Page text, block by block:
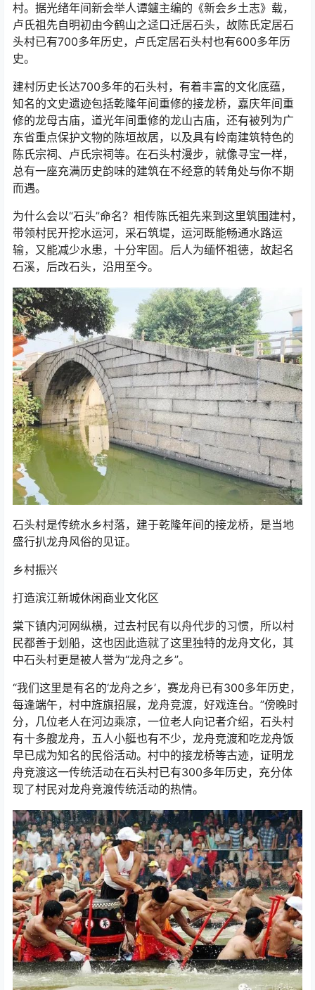
村。据光绪年间新会举人谭鑪主编的《新会乡土志》载，
卢氏祖先自明初由今鹤山之迳口迁居石头，故陈氏定居石
头村已有700多年历史，卢氏定居石头村也有600多年历
史。
建村历史长达700多年的石头村，有着丰富的文化底蕴，
知名的文史遗迹包括乾隆年间重修的接龙桥，嘉庆年间重
修的龙母古庙，道光年间重修的龙山古庙，还有被列为广
东省重点保护文物的陈垣故居，以及具有岭南建筑特色的
陈氏宗祠、卢氏宗祠等。在石头村漫步，就像寻宝一样，
总有一座充满历史韵味的建筑在不经意的转角处与你不期
而遇。
为什么会以“石头”命名？相传陈氏祖先来到这里筑围建村，
带领村民开挖水运河，采石筑堤，运河既能畅通水路运
输，又能减少水患，十分牢固。后人为缅怀祖德，故起名
石溪，后改石头，沿用至今。
石头村是传统水乡村落，建于乾隆年间的接龙桥，是当地
盛行扒龙舟风俗的见证。
乡村振兴
打造滨江新城休闲商业文化区
棠下镇内河网纵横，过去村民有以舟代步的习惯，所以村
民都善于划船，这也因此造就了这里独特的龙舟文化，其
中石头村更是被人誉为“龙舟之乡”。
“我们这里是有名的‘龙舟之乡’，赛龙舟已有300多年历史，
每逢端午，村中旌旗招展，龙舟竞渡，好戏连台。”傍晚时
分，几位老人在河边乘凉，一位老人向记者介绍，石头村
有十多艘龙舟，五人小艇也有不少，龙舟竞渡和吃龙舟饭
早已成为知名的民俗活动。村中的接龙桥等古迹，证明龙
舟竞渡这一传统活动在石头村已有300多年历史，充分体
现了村民对龙舟竞渡传统活动的热情。